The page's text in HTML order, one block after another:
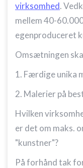
virksomhed.
mellem 40-
egenproduceret
Omsætningen
1. Færdige unika
2. Malerier på
Hvilken
er det om maks.
"kunstner"?
På forhånd tak